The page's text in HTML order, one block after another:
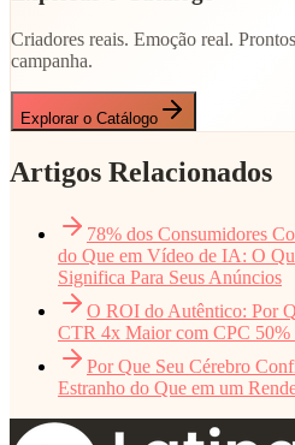
Criadores reais. Emoção real.
campanha.
Explorar o Catálogo
Artigos Relacionados
78% dos Consumidores
do Que em Vídeo de IA: O
Significa Para Seus Anúncios
O ROI do Autêntico: Por
CTR 4x Maior com CPC 50%
Por Que Seu Cérebro
Estranho do Que em um